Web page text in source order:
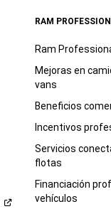
RAM
Ram
Mejoras en
vans
Beneficios
Incentivos
Servicios
flotas
Financiación
vehículos